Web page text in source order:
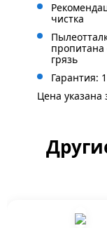
чистка
грязь
Гарантия:
Цена